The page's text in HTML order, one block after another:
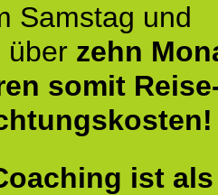
Samstag und
über zehn
somit
ist als